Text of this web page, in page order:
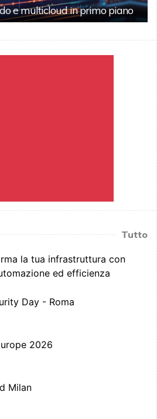
e multicloud in primo piano
Tutto
la tua infrastruttura con
ed efficienza
Day - Roma
2026
Milan